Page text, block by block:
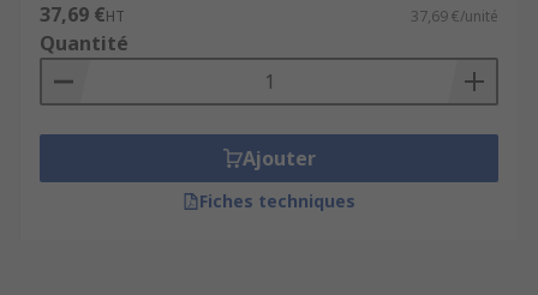
37,69 €HT 37,69 €/unité
Quantité
Ajouter
Fiches techniques